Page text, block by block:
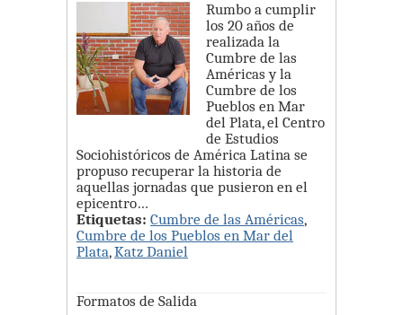
Rumbo a cumplir
los 20 años de
realizada la
Cumbre de las
Américas y la
Cumbre de los
Pueblos en Mar
del Plata, el Centro
de Estudios
Sociohistóricos de América Latina se
propuso recuperar la historia de
aquellas jornadas que pusieron en el
epicentro…
Etiquetas: Cumbre de las Américas,
Cumbre de los Pueblos en Mar del
Plata,Katz Daniel
Formatos de Salida